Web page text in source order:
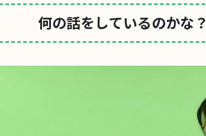
何の話をしているのかな？